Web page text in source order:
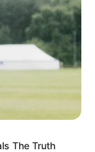
otra vez en
por
a menor
The Truth